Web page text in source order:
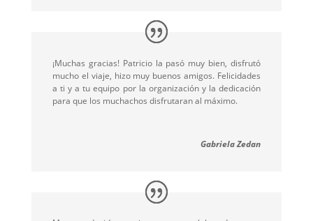
¡Muchas gracias! Patricio la pasó muy bien, disfrutó
mucho el viaje, hizo muy buenos amigos. Felicidades
a ti y a tu equipo por la organización y la dedicación
para que los muchachos disfrutaran al máximo.
Gabriela Zedan